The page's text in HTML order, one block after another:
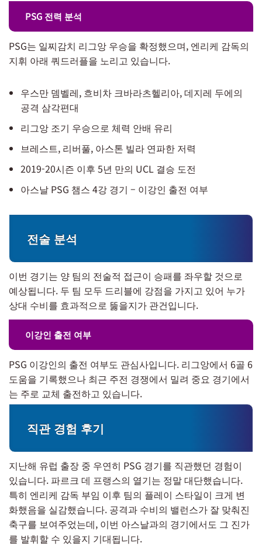
PSG 전력 분석
PSG는 일찌감치 리그앙 우승을 확정했으며, 엔리케 감독의
지휘 아래 쿼드러플을 노리고 있습니다.
우스만 뎀벨레, 흐비차 크바라츠헬리아, 데지레 두에의
공격 삼각편대
리그앙 조기 우승으로 체력 안배 유리
브레스트, 리버풀, 아스톤 빌라 연파한 저력
2019-20시즌 이후 5년 만의 UCL 결승 도전
아스날 PSG 챔스 4강 경기 – 이강인 출전 여부
전술 분석
이번 경기는 양 팀의 전술적 접근이 승패를 좌우할 것으로
예상됩니다. 두 팀 모두 드리블에 강점을 가지고 있어 누가
상대 수비를 효과적으로 뚫을지가 관건입니다.
이강인 출전 여부
PSG 이강인의 출전 여부도 관심사입니다. 리그앙에서 6골 6
도움을 기록했으나 최근 주전 경쟁에서 밀려 중요 경기에서
는 주로 교체 출전하고 있습니다.
직관 경험 후기
지난해 유럽 출장 중 우연히 PSG 경기를 직관했던 경험이
있습니다. 파르크 데 프랭스의 열기는 정말 대단했습니다.
특히 엔리케 감독 부임 이후 팀의 플레이 스타일이 크게 변
화했음을 실감했습니다. 공격과 수비의 밸런스가 잘 맞춰진
축구를 보여주었는데, 이번 아스날과의 경기에서도 그 진가
를 발휘할 수 있을지 기대됩니다.